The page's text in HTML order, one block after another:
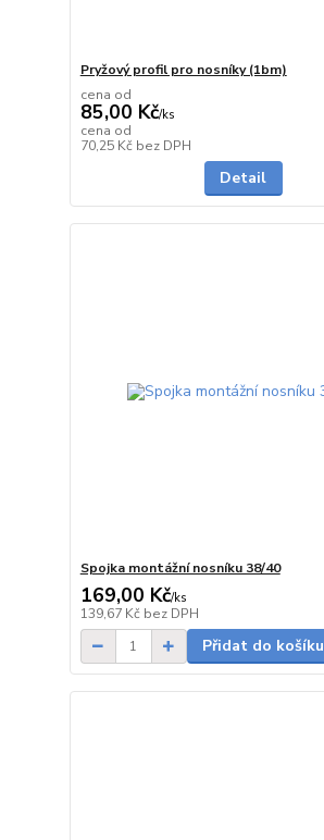
Pryžový profil pro nosníky (1bm)
cena od
85,00 Kč/ks
cena od
70,25 Kč bez DPH
Detail
Spojka montážní nosníku 38/40
169,00 Kč/ks
139,67 Kč bez DPH
Přidat do košíku